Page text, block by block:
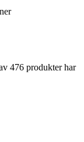
476 produkter har